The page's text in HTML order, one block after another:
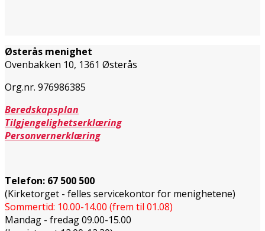
Østerås menighet
Ovenbakken 10, 1361 Østerås
Org.nr. 976986385
Beredskapsplan
Tilgjengelighetserklæring
Personvernerklæring
Telefon: 67 500 500
(Kirketorget - felles servicekontor for menighetene)
Sommertid: 10.00-14.00 (frem til 01.08)
Mandag - fredag 09.00-15.00